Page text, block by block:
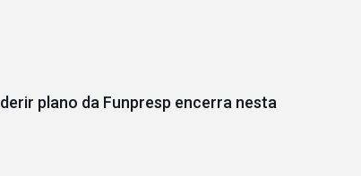
plano da Funpresp encerra nesta